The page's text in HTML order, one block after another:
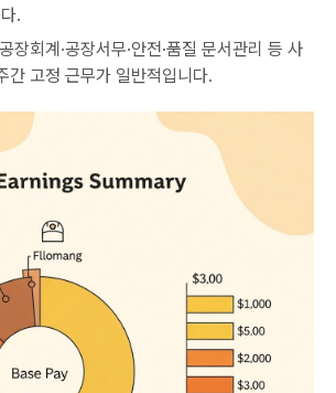
.
장회계·공장서무·안전·품질 문서관리 등 사
간 고정 근무가 일반적입니다.